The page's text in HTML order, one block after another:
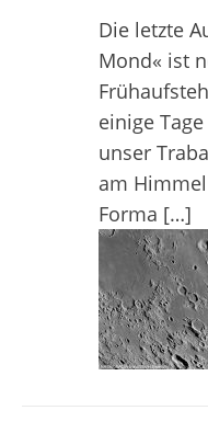
Die letzte
Mond« ist
einige
unser
am
Forma […]